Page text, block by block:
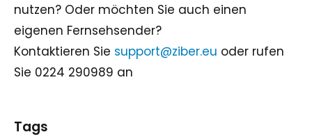
nutzen? Oder möchten Sie auch einen
eigenen Fernsehsender?
Kontaktieren Sie support@ziber.eu oder rufen
Sie 0224 290989 an
Tags